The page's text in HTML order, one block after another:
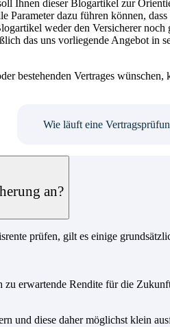
Ihnen dieser Blogartikel zur
Parameter dazu führen können,
weder den Versicherer noch
das uns vorliegende Angebot in
bestehenden Vertrages wünschen,
Wie läuft eine
an?
prüfen, gilt es einige
zu erwartende Rendite für die
und diese daher möglichst klein